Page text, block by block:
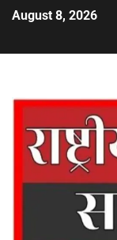
August 8, 2026